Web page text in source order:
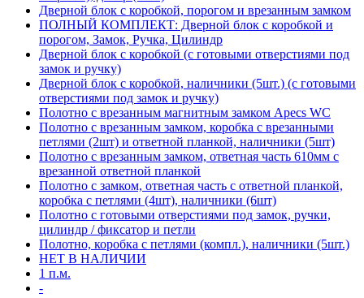
Дверной блок с коробкой, порогом и врезанным замком
ПОЛНЫЙ КОМПЛЕКТ: Дверной блок с коробкой и
порогом, Замок, Ручка, Цилиндр
Дверной блок с коробкой (с готовыми отверстиями под
замок и ручку)
Дверной блок с коробкой, наличники (5шт.) (с готовыми
отверстиями под замок и ручку)
Полотно с врезанным магнитным замком Apecs WC
Полотно с врезанным замком, коробка с врезанными
петлями (2шт) и ответной планкой, наличники (5шт)
Полотно с врезанным замком, ответная часть 610мм с
врезанной ответной планкой
Полотно с замком, ответная часть с ответной планкой,
коробка с петлями (4шт), наличники (6шт)
Полотно с готовыми отверстиями под замок, ручки,
цилиндр / фиксатор и петли
Полотно, коробка с петлями (компл.), наличники (5шт.)
НЕТ В НАЛИЧИИ
1 п.м.
-